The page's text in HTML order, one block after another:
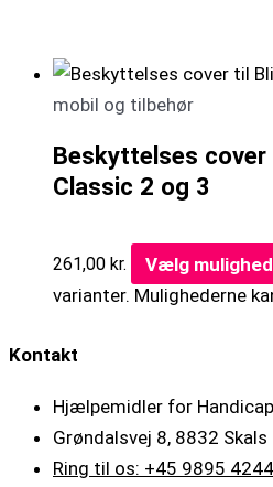
mobil og tilbehør
Beskyttelses cover
Classic 2 og 3
261,00 kr. Vælg
varianter. Mulighederne
Kontakt
Hjælpemidler for
Grøndalsvej 8, 8832 Skals
Ring til os: +45 9895 4244